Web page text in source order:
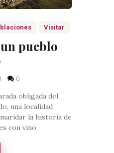
Visitar
pueblo
0
obligada del
una localidad
la historia de
con vino